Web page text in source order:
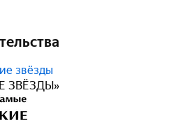
звёзды
ЗВЁЗДЫ»